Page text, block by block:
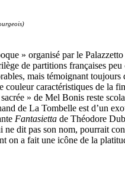
» organisé par le
de partitions françaises peu
mais témoignant toujours
couleur caractéristiques de la
» de Mel Bonis reste
de La Tombelle est d’un
Fantasietta de Théodore
ne dit pas son nom, pourrait
on a fait une icône de la